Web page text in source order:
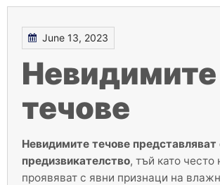
June 13, 2023
Невидимите
течове
Невидимите течове представляват
предизвикателство, тъй като често
проявяват с явни признаци на